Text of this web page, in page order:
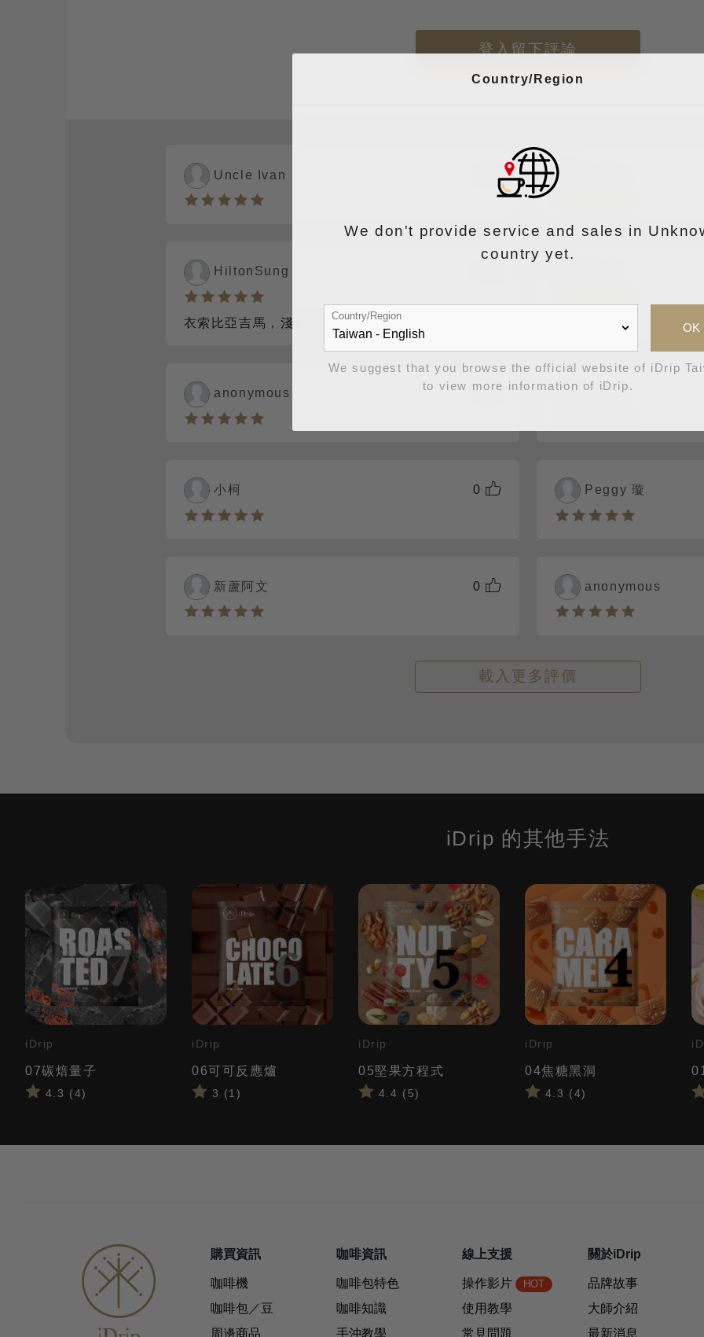
登入留下評論
Uncle Ivan
HiltonSung
衣索比亞吉馬，淺烘焙，濃郁帶酸香
0
anonymous 邱士益
0
小柯 Peggy 璇
0
新蘆阿文 anonymous
載入更多評價
iDrip 的其他手法
iDrip
07碳焙量子
4.3 (4)
iDrip
06可可反應爐
3 (1)
iDrip
05堅果方程式
4.4 (5)
iDrip
04焦糖黑洞
4.3 (4)
購買資訊
咖啡機
咖啡包／豆
周邊商品
咖啡資訊
咖啡包特色
咖啡知識
手沖教學
線上支援
操作影片 HOT
使用教學
常見問題
關於iDrip
品牌故事
大師介紹
最新消息
Country/Region
We don't provide service and sales in
country yet.
Country/Region
OK
We suggest that you browse the official website of iDrip
to view more information of iDrip.